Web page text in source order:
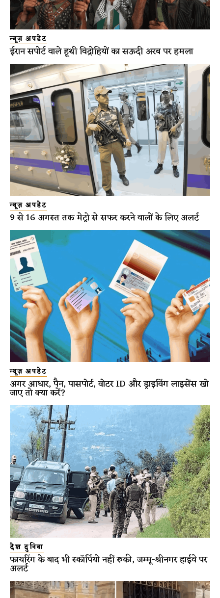
न्यूज़ अपडेट
ईरान सपोर्ट वाले हूथी विद्रोहियों का सऊदी अरब पर हमला
न्यूज़ अपडेट
9 से 16 अगस्त तक मेट्रो से सफर करने वालों के लिए अलर्ट
न्यूज़ अपडेट
अगर आधार, पैन, पासपोर्ट, वोटर ID और ड्राइविंग लाइसेंस खो
जाए तो क्या करें?
देश दुनिया
फायरिंग के बाद भी स्कॉर्पियो नहीं रुकी, जम्मू-श्रीनगर हाईवे पर
अलर्ट